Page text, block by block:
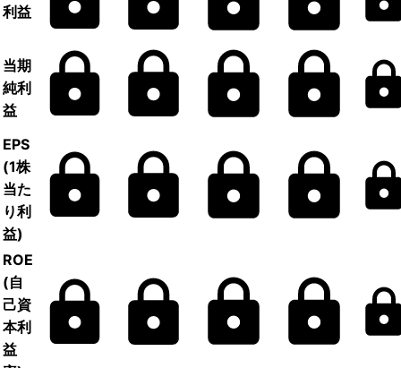
利益
当期
純利
益
EPS
(1株
当た
り利
益)
ROE
(自
己資
本利
益